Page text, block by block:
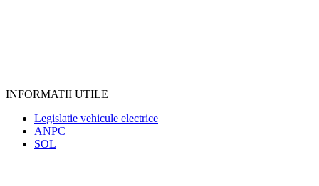
INFORMATII UTILE
Legislatie vehicule electrice
ANPC
SOL